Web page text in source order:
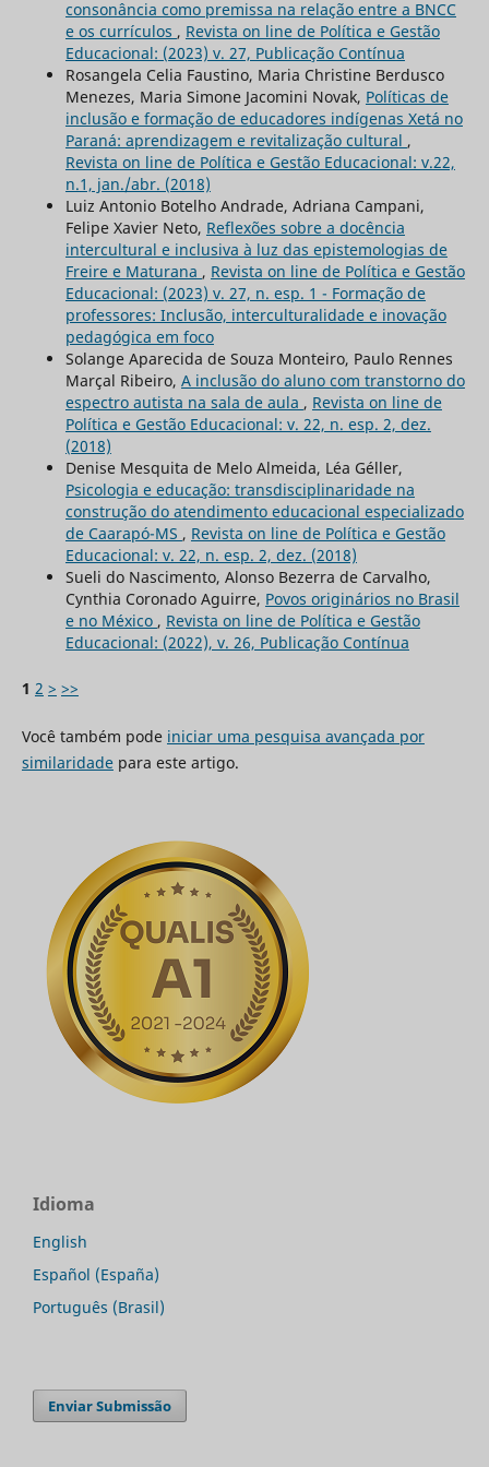
consonância como premissa na relação entre a BNCC
e os currículos , Revista on line de Política e Gestão
Educacional: (2023) v. 27, Publicação Contínua
Rosangela Celia Faustino, Maria Christine Berdusco
Menezes, Maria Simone Jacomini Novak, Políticas de
inclusão e formação de educadores indígenas Xetá no
Paraná: aprendizagem e revitalização cultural ,
Revista on line de Política e Gestão Educacional: v.22,
n.1, jan./abr. (2018)
Luiz Antonio Botelho Andrade, Adriana Campani,
Felipe Xavier Neto, Reflexões sobre a docência
intercultural e inclusiva à luz das epistemologias de
Freire e Maturana , Revista on line de Política e Gestão
Educacional: (2023) v. 27, n. esp. 1 - Formação de
professores: Inclusão, interculturalidade e inovação
pedagógica em foco
Solange Aparecida de Souza Monteiro, Paulo Rennes
Marçal Ribeiro, A inclusão do aluno com transtorno do
espectro autista na sala de aula , Revista on line de
Política e Gestão Educacional: v. 22, n. esp. 2, dez.
(2018)
Denise Mesquita de Melo Almeida, Léa Géller,
Psicologia e educação: transdisciplinaridade na
construção do atendimento educacional especializado
de Caarapó-MS , Revista on line de Política e Gestão
Educacional: v. 22, n. esp. 2, dez. (2018)
Sueli do Nascimento, Alonso Bezerra de Carvalho,
Cynthia Coronado Aguirre, Povos originários no Brasil
e no México , Revista on line de Política e Gestão
Educacional: (2022), v. 26, Publicação Contínua
1 2 > >>
Você também pode iniciar uma pesquisa avançada por
similaridadepara este artigo.
Idioma
English
Español (España)
Português (Brasil)
Enviar Submissão